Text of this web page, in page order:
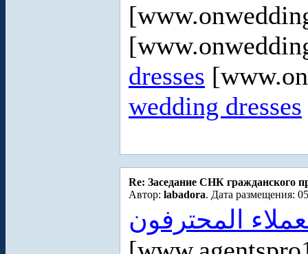
dresses
wedding dresses
Re: Заседание СНК гражданского
Автор: labadora. Дата размещения:
المحترفون